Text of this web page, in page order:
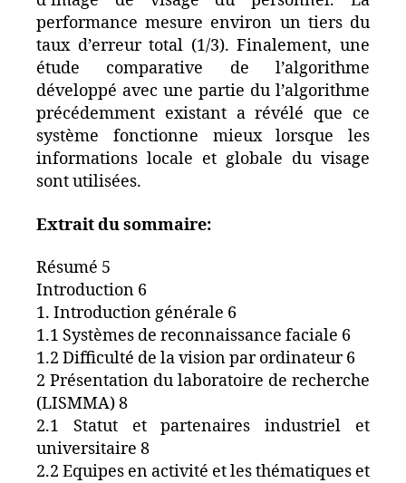
performance mesure environ un tiers du
taux d’erreur total (1/3). Finalement, une
étude comparative de l’algorithme
développé avec une partie du l’algorithme
précédemment existant a révélé que ce
système fonctionne mieux lorsque les
informations locale et globale du visage
sont utilisées.
Extrait du sommaire:
Résumé 5
Introduction 6
1. Introduction générale 6
1.1 Systèmes de reconnaissance faciale 6
1.2 Difficulté de la vision par ordinateur 6
2 Présentation du laboratoire de recherche
(LISMMA) 8
2.1 Statut et partenaires industriel et
universitaire 8
2.2 Equipes en activité et les thématiques et